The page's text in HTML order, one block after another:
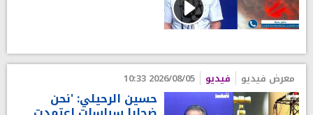
معرض فيديو فيديو 2026/08/05 10:33
حسين الرحيلي: 'نحن